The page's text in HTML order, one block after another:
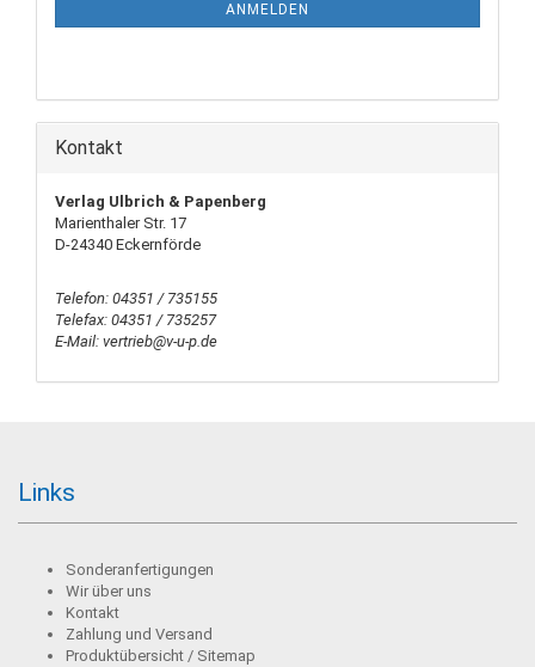
ANMELDEN
Kontakt
Verlag Ulbrich & Papenberg
Marienthaler Str. 17
D-24340 Eckernförde
Telefon: 04351 / 735155
Telefax: 04351 / 735257
E-Mail: vertrieb@v-u-p.de
Links
Sonderanfertigungen
Wir über uns
Kontakt
Zahlung und Versand
Produktübersicht / Sitemap